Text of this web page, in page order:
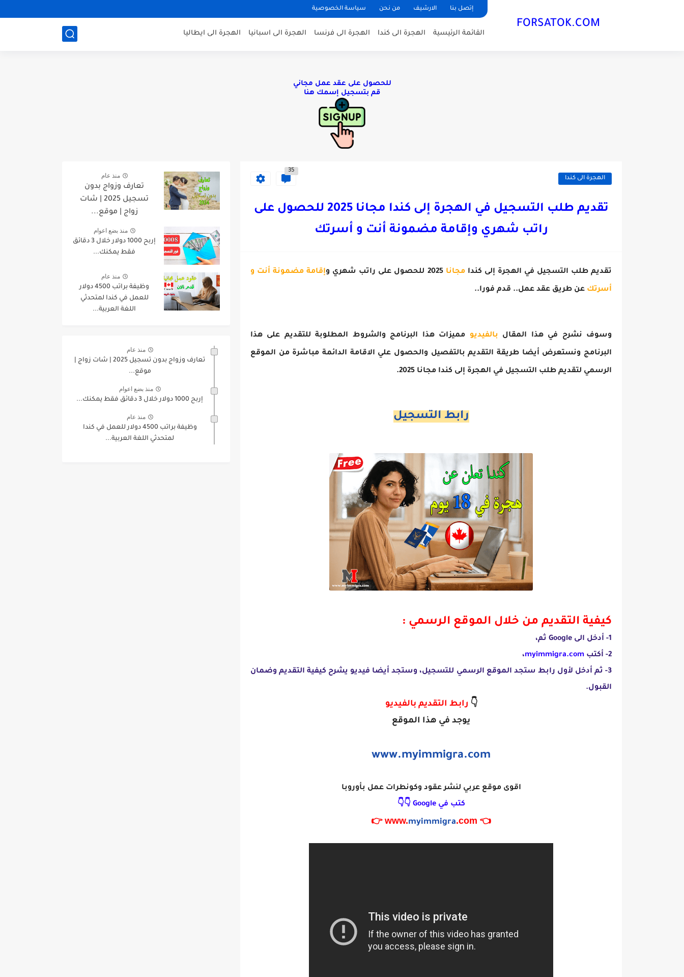
إتصل بنا الارشيف من نحن سياسة الخصوصية
FORSATOK.COM
القائمة الرئيسية الهجرة الى كندا الهجرة الى فرنسا الهجرة الى اسبانيا الهجرة الى ايطاليا
للحصول على عقد عمل مجاني
قم بتسجيل إسمك هنا
الهجرة الى كندا
35
تقديم طلب التسجيل في الهجرة إلى كندا مجانا 2025 للحصول على
راتب شهري وإقامة مضمونة أنت و أسرتك
تقديم طلب التسجيل في الهجرة إلى كندامجانا2025 للحصول على راتب شهري و إقامة مضمونة أنت و
أسرتك عن طريق عقد عمل.. قدم فورا..
وسوف نشرح في هذا المقال بالفيديو مميزات هذا البرنامج والشروط المطلوبة للتقديم على هذا
البرنامج ونستعرض أيضا طريقة التقديم بالتفصيل والحصول علي الاقامة الدائمة مباشرة من الموقع
الرسمي لتقديم طلب التسجيل في الهجرة إلى كندا مجانا 2025 .
رابط التسجيل
كيفية التقديم من خلال الموقع الرسمي :
1- أدخل الى Google ثم،
2- أكتب
myimmigra.com،
3- ثم أدخل لأول رابط ستجد الموقع الرسمي للتسجيل، وستجد أيضا فيديو يشرح كيفية التقديم وضمان
القبول.
👇 رابط التقديم بالفيديو
يوجد في هذا الموقع
www.myimmigra.com
اقوى موقع عربي لنشر عقود وكونطرات عمل بأوروبا
كتب في Google 👇👇
👈 www.
myimmigra.com 👉
منذ عام
تعارف وزواج بدون
تسجيل 2025 | شات
زواج | موقع...
منذ بضع اعوام
إربح 1000 دولار خلال 3 دقائق
فقط يمكنك...
منذ عام
وظيفة براتب 4500 دولار
للعمل في كندا لمتحدثي
اللغة العربية...
منذ عام
تعارف وزواج بدون تسجيل 2025 | شات زواج |
موقع...
منذ بضع اعوام
إربح 1000 دولار خلال 3 دقائق فقط يمكنك...
منذ عام
وظيفة براتب 4500 دولار للعمل في كندا
لمتحدثي اللغة العربية...